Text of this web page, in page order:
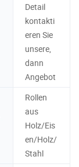
Detail
kontakti
eren Sie
unsere,
dann
Angebot
Rollen
aus
Holz/Eis
en/Holz/
Stahl